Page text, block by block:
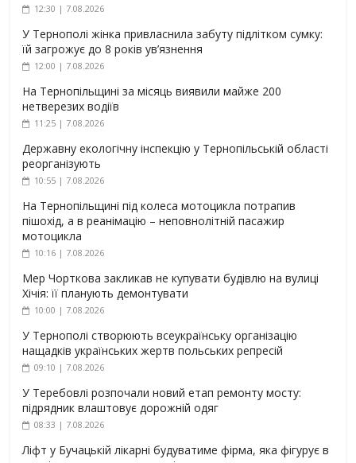
12:30 | 7.08.2026
У Тернополі жінка привласнила забуту підлітком сумку:
їй загрожує до 8 років ув’язнення
12:00 | 7.08.2026
На Тернопільщині за місяць виявили майже 200
нетверезих водіїв
11:25 | 7.08.2026
Державну екологічну інспекцію у Тернопільській області
реорганізують
10:55 | 7.08.2026
На Тернопільщині під колеса мотоцикла потрапив
пішохід, а в реанімацію – неповнолітній пасажир
мотоцикла
10:16 | 7.08.2026
Мер Чорткова закликав не купувати будівлю на вулиці
Хічія: її планують демонтувати
10:00 | 7.08.2026
У Тернополі створюють всеукраїнську організацію
нащадків українських жертв польських репресій
09:10 | 7.08.2026
У Теребовлі розпочали новий етап ремонту мосту:
підрядник влаштовує дорожній одяг
08:33 | 7.08.2026
Ліфт у Бучацькій лікарні будуватиме фірма, яка фігурує в